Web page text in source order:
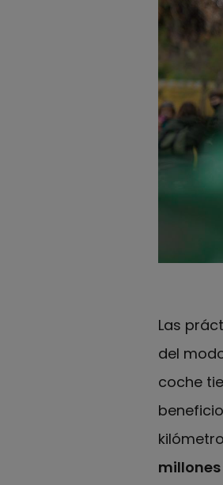
Las
del
coche